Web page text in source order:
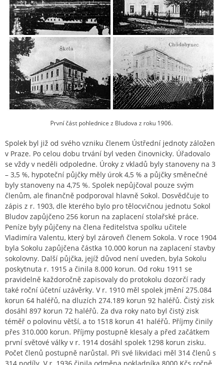
První část pohlednice z Bludova z roku 1906.
Spolek byl již od svého vzniku členem Ústřední jednoty záložen
v Praze. Po celou dobu trvání byl veden činovnicky. Úřadovalo
se vždy v neděli odpoledne. Úroky z vkladů byly stanoveny na 3
– 3,5 %, hypoteční půjčky měly úrok 4,5 % a půjčky směnečné
byly stanoveny na 4,75 %. Spolek nepůjčoval pouze svým
členům, ale finančně podporoval hlavně Sokol. Dosvědčuje to
zápis z r. 1903, dle kterého bylo pro tělocvičnou jednotu Sokol
Bludov zapůjčeno 256 korun na zaplacení stolařské práce.
Peníze byly půjčeny na člena ředitelstva spolku učitele
Vladimíra Valentu, který byl zároveň členem Sokola. V roce 1904
byla Sokolu zapůjčena částka 10.000 korun na zaplacení stavby
sokolovny. Další půjčka, jejíž důvod není uveden, byla Sokolu
poskytnuta r. 1915 a činila 8.000 korun. Od roku 1911 se
pravidelně každoročně zapisovaly do protokolu dozorčí rady
také roční účetní uzávěrky. V r. 1910 měl spolek jmění 275.084
korun 64 haléřů, na dluzích 274.189 korun 92 haléřů. Čistý zisk
dosáhl 897 korun 72 haléřů. Za dva roky nato byl čistý zisk
téměř o polovinu větší, a to 1518 korun 41 haléřů. Příjmy činily
přes 310.000 korun. Příjmy postupně klesaly a před začátkem
první světové války v r. 1914 dosáhl spolek 1298 korun zisku.
Počet členů postupně narůstal. Při své likvidaci měl 314 členů s